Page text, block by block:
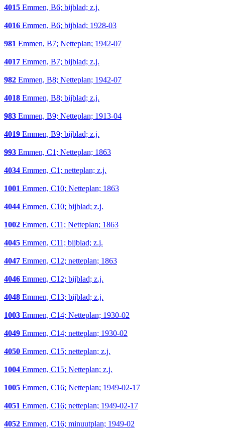
4015 Emmen, B6; bijblad; z.j.
4016 Emmen, B6; bijblad; 1928-03
981 Emmen, B7; Netteplan; 1942-07
4017 Emmen, B7; bijblad; z.j.
982 Emmen, B8; Netteplan; 1942-07
4018 Emmen, B8; bijblad; z.j.
983 Emmen, B9; Netteplan; 1913-04
4019 Emmen, B9; bijblad; z.j.
993 Emmen, C1; Netteplan; 1863
4034 Emmen, C1; netteplan; z.j.
1001 Emmen, C10; Netteplan; 1863
4044 Emmen, C10; bijblad; z.j.
1002 Emmen, C11; Netteplan; 1863
4045 Emmen, C11; bijblad; z.j.
4047 Emmen, C12; netteplan; 1863
4046 Emmen, C12; bijblad; z.j.
4048 Emmen, C13; bijblad; z.j.
1003 Emmen, C14; Netteplan; 1930-02
4049 Emmen, C14; netteplan; 1930-02
4050 Emmen, C15; netteplan; z.j.
1004 Emmen, C15; Netteplan; z.j.
1005 Emmen, C16; Netteplan; 1949-02-17
4051 Emmen, C16; netteplan; 1949-02-17
4052 Emmen, C16; minuutplan; 1949-02